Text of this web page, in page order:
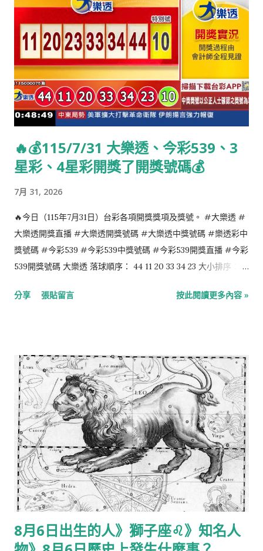
🔥💰115/7/31 大樂透、今彩539、3
星彩、4星彩開獎了開獎號碼💰
7月 31, 2026
🔥今日（115年7月31日）台彩各項開獎獎項及獎號。 #大樂透 #
大樂透開獎直播 #大樂透開獎號碼 #大樂透中獎號碼 #樂透彩中
獎號碼 #今彩539 #今彩539中獎號碼 #今彩539開獎直播 #今彩
539開獎號碼 大樂透 落球順序： 44 11 20 33 34 23 大小排序： 11
大小排序： 01 09 12 25 26 4星彩 7 1 9 8 3星彩 1 3 9
分享 張貼留言 按此閱讀更多內容 »
8月6日出生的人》獅子座♌️》知名人